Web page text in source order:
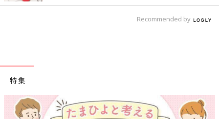
Recommended by
特集
【ワクチン接種できるものも】妊婦の感染